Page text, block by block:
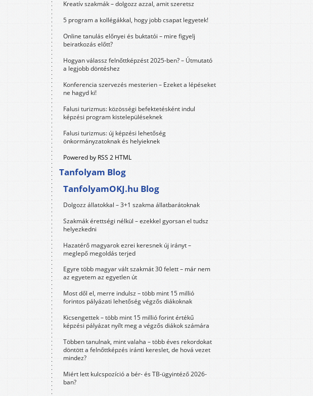
Kreatív szakmák – dolgozz azzal, amit szeretsz
5 program a kollégákkal, hogy jobb csapat legyetek!
Online tanulás előnyei és buktatói – mire figyelj
beiratkozás előtt?
Hogyan válassz felnőttképzést 2025-ben? – Útmutató
a legjobb döntéshez
Konferencia szervezés mesterien – Ezeket a lépéseket
ne hagyd ki!
Falusi turizmus: közösségi befektetésként indul
képzési program kistelepüléseknek
Falusi turizmus: új képzési lehetőség
önkormányzatoknak és helyieknek
Powered by RSS 2 HTML
Tanfolyam Blog
TanfolyamOKJ.hu Blog
Dolgozz állatokkal – 3+1 szakma állatbarátoknak
Szakmák érettségi nélkül – ezekkel gyorsan el tudsz
helyezkedni
Hazatérő magyarok ezrei keresnek új irányt –
meglepő megoldás terjed
Egyre több magyar vált szakmát 30 felett – már nem
az egyetem az egyetlen út
Most dől el, merre indulsz – több mint 15 millió
forintos pályázati lehetőség végzős diákoknak
Kicsengettek – több mint 15 millió forint értékű
képzési pályázat nyílt meg a végzős diákok számára
Többen tanulnak, mint valaha – több éves rekordokat
döntött a felnőttképzés iránti kereslet, de hová vezet
mindez?
Miért lett kulcspozíció a bér- és TB-ügyintéző 2026-
ban?